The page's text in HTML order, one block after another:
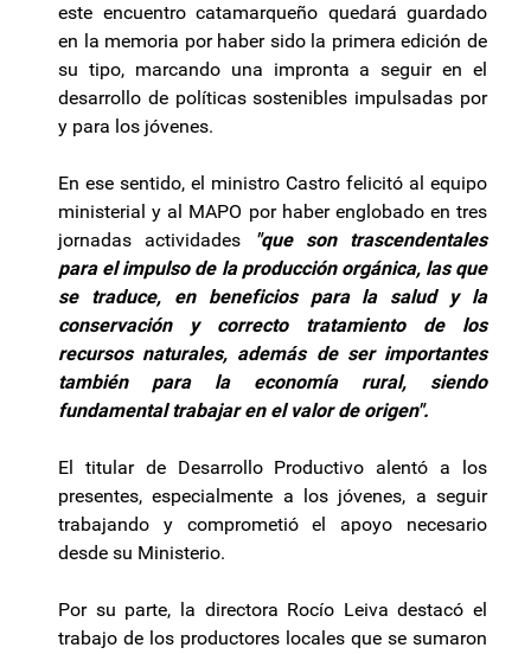
este encuentro catamarqueño quedará guardado
en la memoria por haber sido la primera edición de
su tipo, marcando una impronta a seguir en el
desarrollo de políticas sostenibles impulsadas por
y para los jóvenes.
En ese sentido, el ministro Castro felicitó al equipo
ministerial y al MAPO por haber englobado en tres
jornadas actividades
"que son trascendentales
para el impulso de la producción orgánica, las que
se traduce, en beneficios para la salud y la
conservación y correcto tratamiento de los
recursos naturales, además de ser importantes
también para la economía rural, siendo
fundamental trabajar en el valor de origen".
El titular de Desarrollo Productivo alentó a los
presentes, especialmente a los jóvenes, a seguir
trabajando y comprometió el apoyo necesario
desde su Ministerio.
Por su parte, la directora Rocío Leiva destacó el
trabajo de los productores locales que se sumaron